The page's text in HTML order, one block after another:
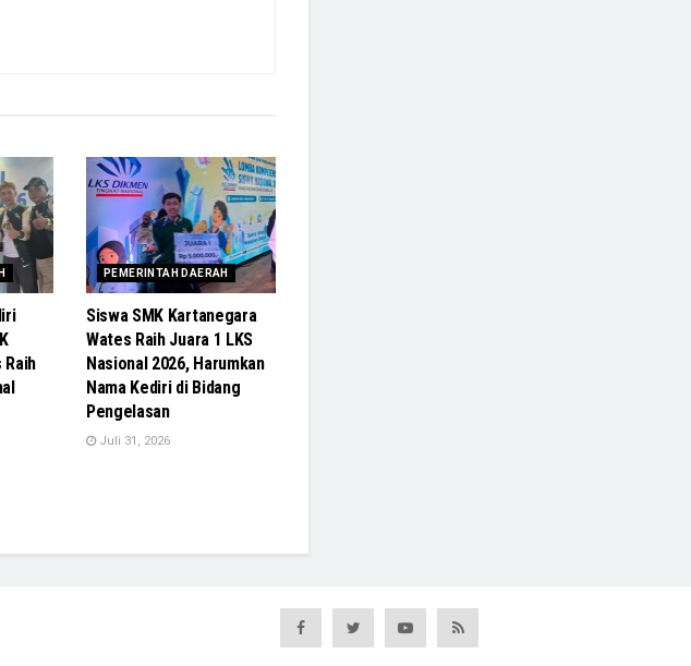
PEMERINTAH DAERAH
Siswa SMK Kartanegara
Wates Raih Juara 1 LKS
Nasional 2026, Harumkan
Nama Kediri di Bidang
Pengelasan
Juli 31, 2026